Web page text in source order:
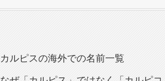
カルピスの海外での名前一覧